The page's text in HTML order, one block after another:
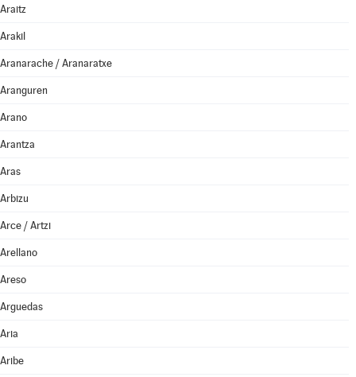
Araitz
Arakil
Aranarache / Aranaratxe
Aranguren
Arano
Arantza
Aras
Arbizu
Arce / Artzi
Arellano
Areso
Arguedas
Aria
Aribe